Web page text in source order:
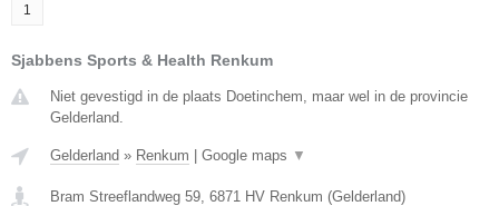
1
Sjabbens Sports & Health Renkum
Niet gevestigd in de plaats Doetinchem, maar wel in de provincie
Gelderland.
Gelderland » Renkum Google maps ▼
Bram Streeflandweg 59, 6871 HV Renkum (Gelderland)